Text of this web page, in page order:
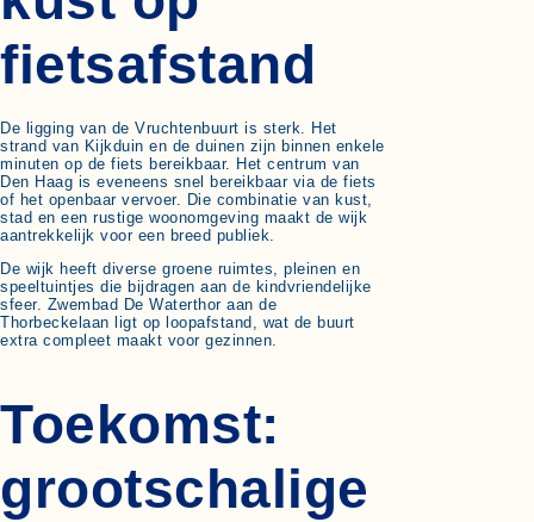
fietsafstand
De ligging van de Vruchtenbuurt is sterk. Het
strand van Kijkduin en de duinen zijn binnen enkele
minuten op de fiets bereikbaar. Het centrum van
Den Haag is eveneens snel bereikbaar via de fiets
of het openbaar vervoer. Die combinatie van kust,
stad en een rustige woonomgeving maakt de wijk
aantrekkelijk voor een breed publiek.
De wijk heeft diverse groene ruimtes, pleinen en
speeltuintjes die bijdragen aan de kindvriendelijke
sfeer. Zwembad De Waterthor aan de
Thorbeckelaan ligt op loopafstand, wat de buurt
extra compleet maakt voor gezinnen.
Toekomst:
grootschalige